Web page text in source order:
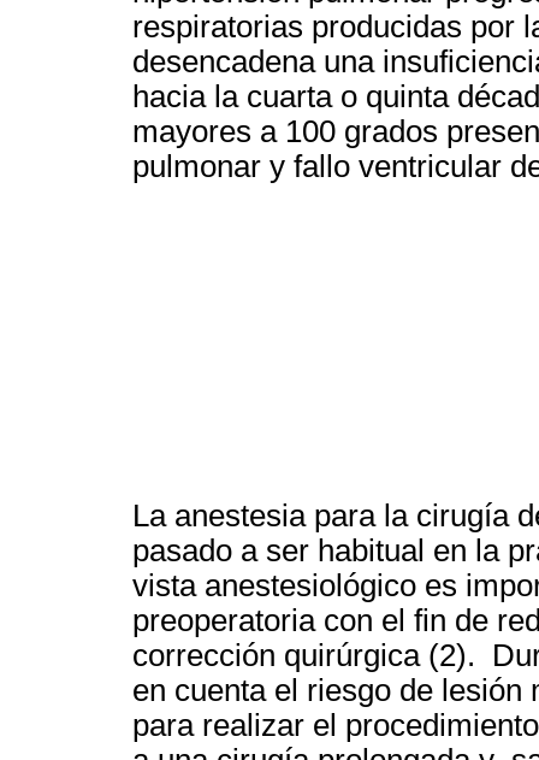
respiratorias producidas por
desencadena una
hacia la cuarta o quinta
mayores a 100 grados
pulmonar y fallo ventricular
La anestesia para la cirugía
pasado a ser habitual en la
vista anestesiológico es
preoperatoria con el fin de
corrección quirúrgica (2).
en cuenta el riesgo de
para realizar el